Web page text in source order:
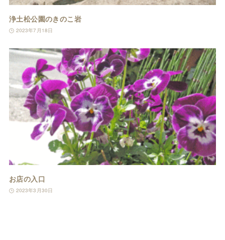
浄土松公園のきのこ岩
2023年7月18日
お店の入口
2023年3月30日